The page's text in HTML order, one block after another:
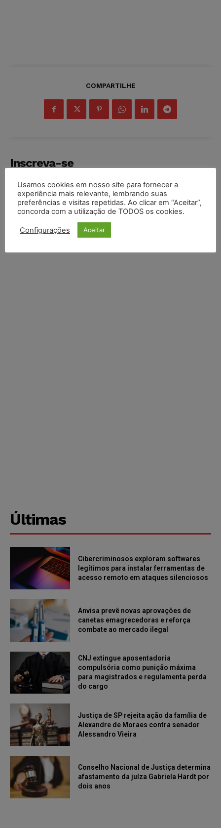
COMPARTILHE
Inscreva-se
Últimas
Cibercriminosos exploram softwares
legítimos para instalar ferramentas de
acesso remoto em ataques silenciosos
Anvisa prevê novas aprovações de
canetas emagrecedoras e reforça
combate ao mercado ilegal
CNJ extingue aposentadoria
compulsória como punição máxima
para magistrados e regulamenta perda
do cargo
Justiça de SP rejeita ação da família de
Alexandre de Moraes contra senador
Alessandro Vieira
Conselho Nacional de Justiça determina
afastamento da juíza Gabriela Hardt por
dois anos
Usamos cookies em nosso site para fornecer a
experiência mais relevante, lembrando suas
preferências e visitas repetidas. Ao clicar em “Aceitar”,
concorda com a utilização de TODOS os cookies.
Configurações Aceitar